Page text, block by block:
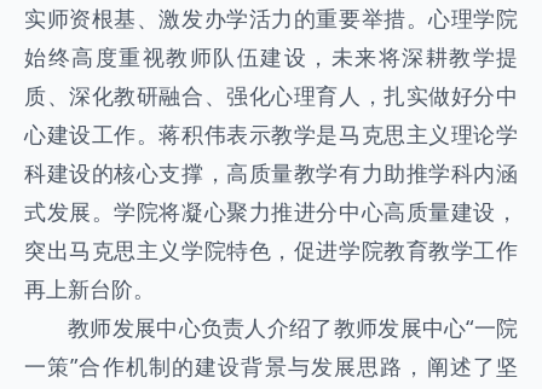
实师资根基、激发办学活力的重要举措。心理学院
始终高度重视教师队伍建设，未来将深耕教学提
质、深化教研融合、强化心理育人，扎实做好分中
心建设工作。蒋积伟表示教学是马克思主义理论学
科建设的核心支撑，高质量教学有力助推学科内涵
式发展。学院将凝心聚力推进分中心高质量建设，
突出马克思主义学院特色，促进学院教育教学工作
再上新台阶。
教师发展中心负责人介绍了教师发展中心“一院
一策”合作机制的建设背景与发展思路，阐述了坚